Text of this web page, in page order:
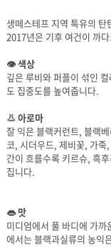
생떼스테프 지역 특유의
2017년은 기후 여건이 까
👁 색상
도 집중도를 높여줍니다.
👃 아로마
집니다.
👄 맛